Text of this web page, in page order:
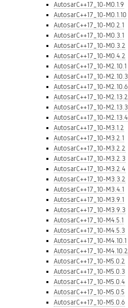
AutosarC++17_10-M0.1.9
AutosarC++17_10-M0.1.10
AutosarC++17_10-M0.2.1
AutosarC++17_10-M0.3.1
AutosarC++17_10-M0.3.2
AutosarC++17_10-M0.4.2
AutosarC++17_10-M2.10.1
AutosarC++17_10-M2.10.3
AutosarC++17_10-M2.10.6
AutosarC++17_10-M2.13.2
AutosarC++17_10-M2.13.3
AutosarC++17_10-M2.13.4
AutosarC++17_10-M3.1.2
AutosarC++17_10-M3.2.1
AutosarC++17_10-M3.2.2
AutosarC++17_10-M3.2.3
AutosarC++17_10-M3.2.4
AutosarC++17_10-M3.3.2
AutosarC++17_10-M3.4.1
AutosarC++17_10-M3.9.1
AutosarC++17_10-M3.9.3
AutosarC++17_10-M4.5.1
AutosarC++17_10-M4.5.3
AutosarC++17_10-M4.10.1
AutosarC++17_10-M4.10.2
AutosarC++17_10-M5.0.2
AutosarC++17_10-M5.0.3
AutosarC++17_10-M5.0.4
AutosarC++17_10-M5.0.5
AutosarC++17_10-M5.0.6